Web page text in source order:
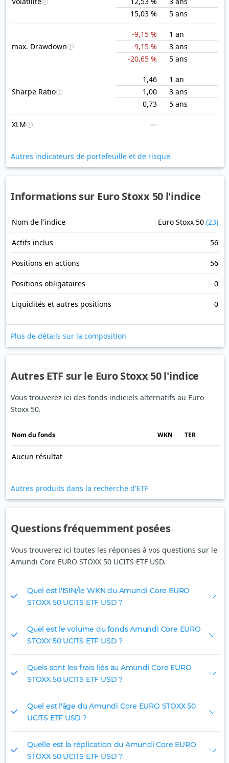
15,03 %
5 ans
max. Drawdown
-9,15 %
1 an
-9,15 %
3 ans
-20,65 %
5 ans
Sharpe Ratio
1,46
1 an
1,00
3 ans
0,73
5 ans
XLM —
Autres indicateurs de portefeuille et de risque
Informations sur Euro Stoxx 50 l'indice
Nom de l'indice Euro Stoxx 50 (23)
Actifs inclus 56
Positions en actions 56
Positions obligataires 0
Liquidités et autres positions 0
Plus de détails sur la composition
Autres ETF sur le Euro Stoxx 50 l'indice
Vous trouverez ici des fonds indiciels alternatifs au Euro
Stoxx 50.
Nom du fonds WKN TER
Aucun résultat
Autres produits dans la recherche d'ETF
Questions fréquemment posées
Vous trouverez ici toutes les réponses à vos questions sur le
Amundi Core EURO STOXX 50 UCITS ETF USD.
Quel est l'ISIN/le WKN du Amundi Core EURO
STOXX 50 UCITS ETF USD ?
Quel est le volume du fonds Amundi Core EURO
STOXX 50 UCITS ETF USD ?
Quels sont les frais liés au Amundi Core EURO
STOXX 50 UCITS ETF USD ?
Quel est l'âge du Amundi Core EURO STOXX 50
UCITS ETF USD ?
Quelle est la réplication du Amundi Core EURO
STOXX 50 UCITS ETF USD ?